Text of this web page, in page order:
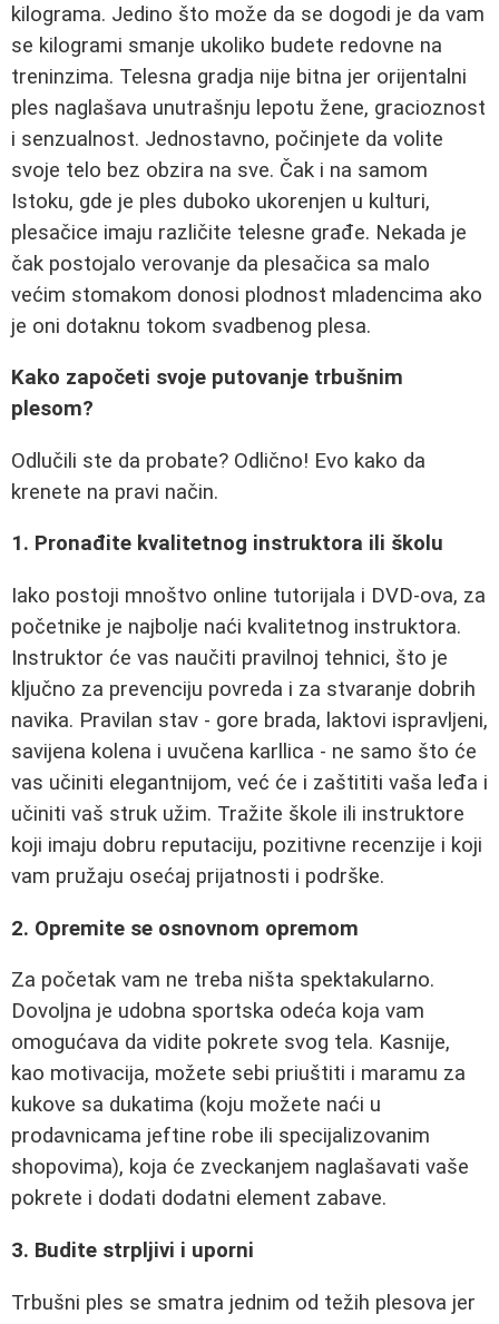
kilograma. Jedino što može da se dogodi je da vam
se kilogrami smanje ukoliko budete redovne na
treninzima. Telesna gradja nije bitna jer orijentalni
ples naglašava unutrašnju lepotu žene, gracioznost
i senzualnost. Jednostavno, počinjete da volite
svoje telo bez obzira na sve. Čak i na samom
Istoku, gde je ples duboko ukorenjen u kulturi,
plesačice imaju različite telesne građe. Nekada je
čak postojalo verovanje da plesačica sa malo
većim stomakom donosi plodnost mladencima ako
je oni dotaknu tokom svadbenog plesa.
Kako započeti svoje putovanje trbušnim
plesom?
Odlučili ste da probate? Odlično! Evo kako da
krenete na pravi način.
1. Pronađite kvalitetnog instruktora ili školu
Iako postoji mnoštvo online tutorijala i DVD-ova, za
početnike je najbolje naći kvalitetnog instruktora.
Instruktor će vas naučiti pravilnoj tehnici, što je
ključno za prevenciju povreda i za stvaranje dobrih
navika. Pravilan stav - gore brada, laktovi ispravljeni,
savijena kolena i uvučena karllica - ne samo što će
vas učiniti elegantnijom, već će i zaštititi vaša leđa i
učiniti vaš struk užim. Tražite škole ili instruktore
koji imaju dobru reputaciju, pozitivne recenzije i koji
vam pružaju osećaj prijatnosti i podrške.
2. Opremite se osnovnom opremom
Za početak vam ne treba ništa spektakularno.
Dovoljna je udobna sportska odeća koja vam
omogućava da vidite pokrete svog tela. Kasnije,
kao motivacija, možete sebi priuštiti i maramu za
kukove sa dukatima (koju možete naći u
prodavnicama jeftine robe ili specijalizovanim
shopovima), koja će zveckanjem naglašavati vaše
pokrete i dodati dodatni element zabave.
3. Budite strpljivi i uporni
Trbušni ples se smatra jednim od težih plesova jer